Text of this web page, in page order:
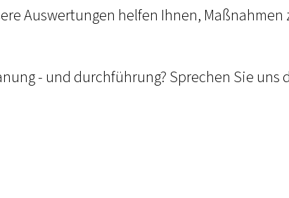
Auswertungen helfen Ihnen,
- und durchführung? Sprechen Sie uns